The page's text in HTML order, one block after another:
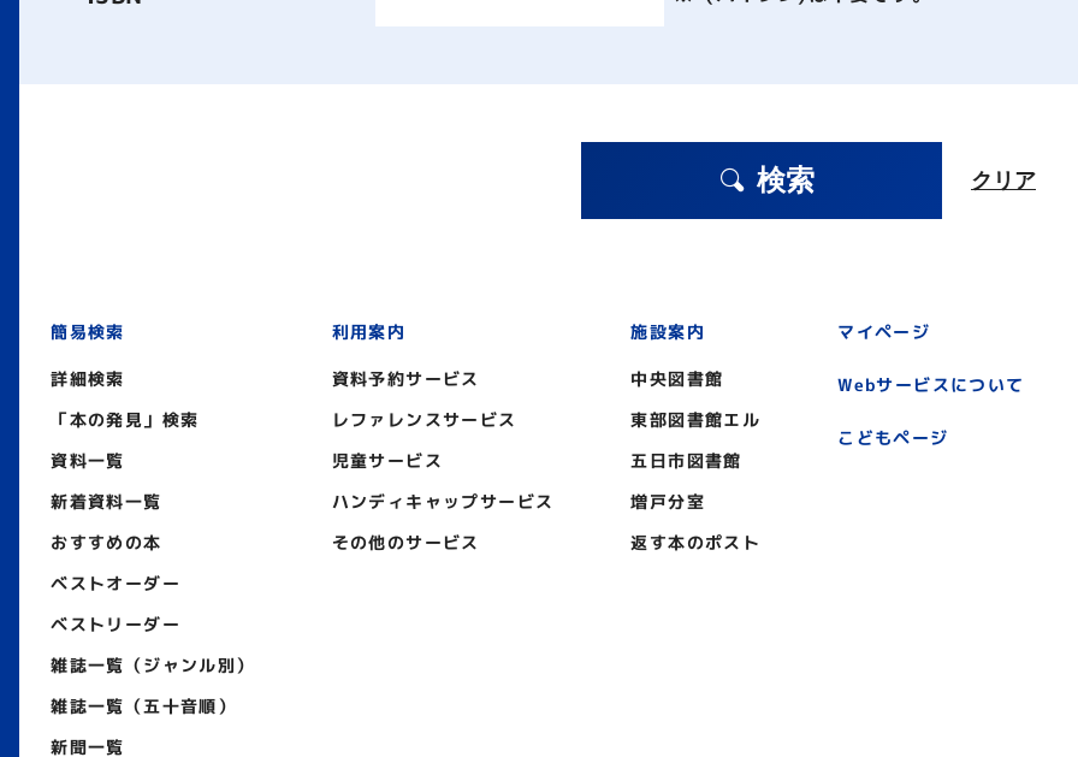
検索 クリア
簡易検索
詳細検索
「本の発見」検索
資料一覧
新着資料一覧
おすすめの本
ベストオーダー
ベストリーダー
雑誌一覧（ジャンル別）
雑誌一覧（五十音順）
新聞一覧
利用案内
資料予約サービス
レファレンスサービス
児童サービス
ハンディキャップサービス
その他のサービス
施設案内
中央図書館
東部図書館エル
五日市図書館
増戸分室
返す本のポスト
マイページ
Webサービスについて
こどもページ